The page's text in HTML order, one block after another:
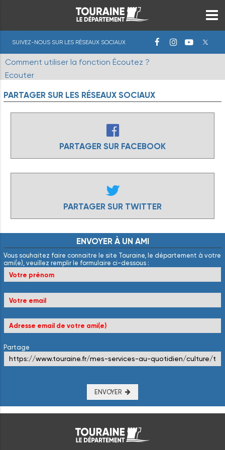
SUIVEZ-NOUS SUR LES RÉSEAUX SOCIAUX
Comment utiliser la fonction Écoutez ?
Ecouter
PARTAGER SUR LES RÉSEAUX SOCIAUX
PARTAGER SUR FACEBOOK
PARTAGER SUR TWITTER
ENVOYER À UN AMI
Vous souhaitez faire connaitre le site Touraine, le département à votre
ami(e), veuillez remplir le formulaire ci-dessous :
Partage
ENVOYER